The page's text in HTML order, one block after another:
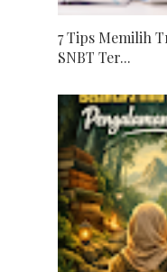
7 Tips Memilih
SNBT Ter...